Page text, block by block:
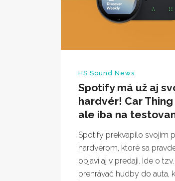
HS Sound News
Spotify má už aj
hardvér! Car
ale iba na
Spotify prekvapilo svojim
hardvérom, ktoré sa
objaví aj v predaji. Ide o
prehrávač hudby do auta,